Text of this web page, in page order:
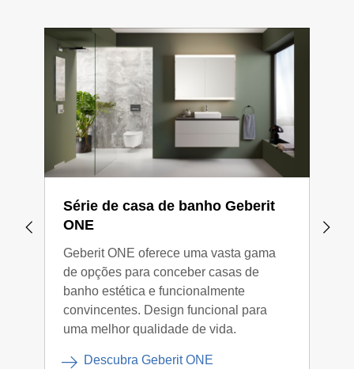
Série de casa de banho Geberit
ONE
Geberit ONE oferece uma vasta gama
de opções para conceber casas de
banho estética e funcionalmente
convincentes. Design funcional para
uma melhor qualidade de vida.
Descubra Geberit ONE